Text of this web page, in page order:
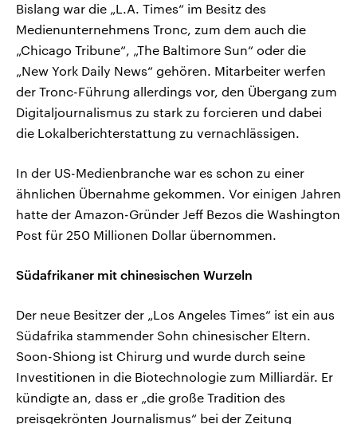
Bislang war die „L.A. Times“ im Besitz des
Medienunternehmens Tronc, zum dem auch die
„Chicago Tribune“, „The Baltimore Sun“ oder die
„New York Daily News“ gehören. Mitarbeiter werfen
der Tronc-Führung allerdings vor, den Übergang zum
Digitaljournalismus zu stark zu forcieren und dabei
die Lokalberichterstattung zu vernachlässigen.
In der US-Medienbranche war es schon zu einer
ähnlichen Übernahme gekommen. Vor einigen Jahren
hatte der Amazon-Gründer Jeff Bezos die Washington
Post für 250 Millionen Dollar übernommen.
Südafrikaner mit chinesischen Wurzeln
Der neue Besitzer der „Los Angeles Times“ ist ein aus
Südafrika stammender Sohn chinesischer Eltern.
Soon-Shiong ist Chirurg und wurde durch seine
Investitionen in die Biotechnologie zum Milliardär. Er
kündigte an, dass er „die große Tradition des
preisgekrönten Journalismus“ bei der Zeitung